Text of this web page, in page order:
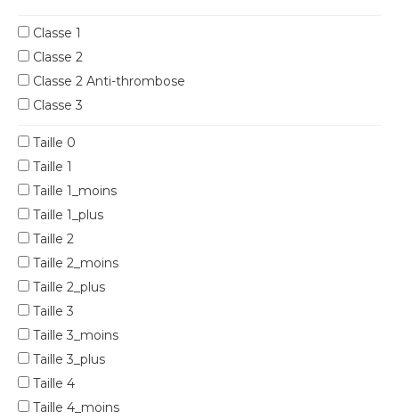
Classe 1
Classe 2
Classe 2 Anti-thrombose
Classe 3
Taille 0
Taille 1
Taille 1_moins
Taille 1_plus
Taille 2
Taille 2_moins
Taille 2_plus
Taille 3
Taille 3_moins
Taille 3_plus
Taille 4
Taille 4_moins